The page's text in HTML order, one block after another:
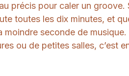
précis pour caler un groove.
toutes les dix minutes, et
moindre seconde de
ou de petites salles, c’est